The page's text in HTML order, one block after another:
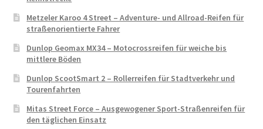
Metzeler Karoo 4 Street – Adventure- und Allroad-Reifen für
straßenorientierte Fahrer
Dunlop Geomax MX34 – Motocrossreifen für weiche bis
mittlere Böden
Dunlop ScootSmart 2 – Rollerreifen für Stadtverkehr und
Tourenfahrten
Mitas Street Force – Ausgewogener Sport-Straßenreifen für
den täglichen Einsatz